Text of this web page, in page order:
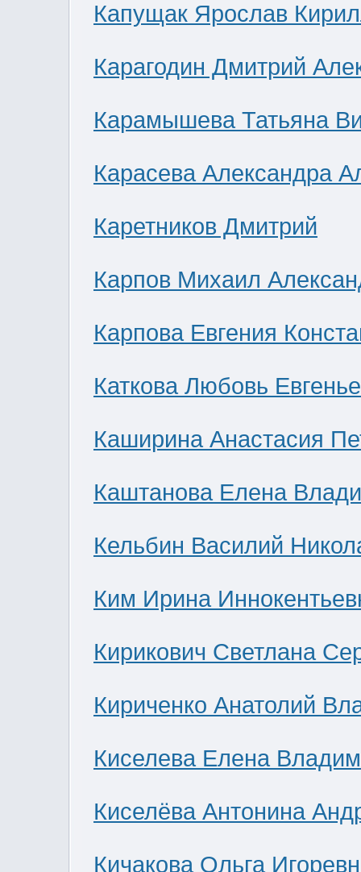
Капущак Ярослав
Карагодин Дмитрий
Карамышева Татьяна
Карасева Александра
Каретников Дмитрий
Карпов Михаил
Карпова Евгения
Каткова Любовь
Каширина Анастасия
Каштанова Елена
Кельбин Василий
Ким Ирина
Кирикович Светлана
Кириченко Анатолий
Киселева Елена
Киселёва Антонина
Кичакова Ольга